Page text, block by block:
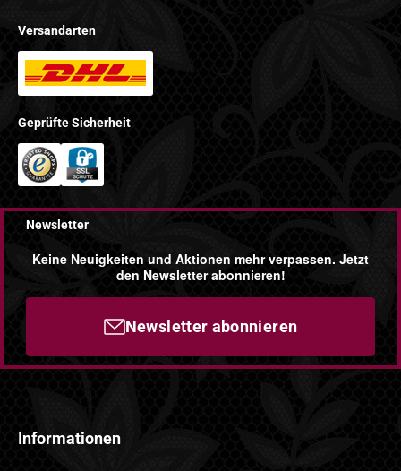
Versandarten
Geprüfte Sicherheit
Newsletter
Keine Neuigkeiten und Aktionen mehr verpassen. Jetzt
den Newsletter abonnieren!
Newsletter abonnieren
Informationen